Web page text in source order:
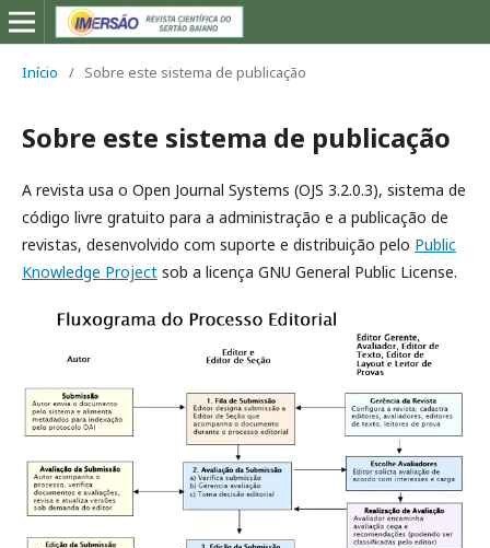
Início / Sobre este sistema de publicação
Sobre este sistema de publicação
A revista usa o Open Journal Systems (OJS 3.2.0.3), sistema de
código livre gratuito para a administração e a publicação de
revistas, desenvolvido com suporte e distribuição pelo Public
Knowledge Project sob a licença GNU General Public License.